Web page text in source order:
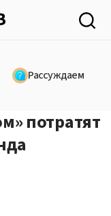
Рассуждаем
потратят